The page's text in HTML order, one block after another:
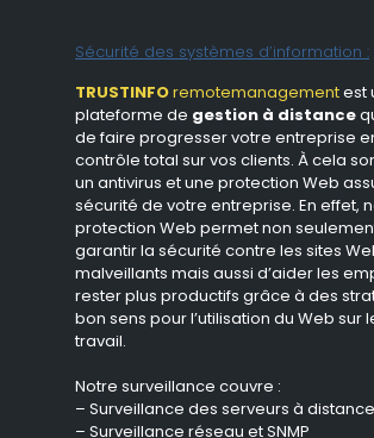
Sécurité des systèmes d’information :
TRUSTINFOremotemanagementest
plateforme de gestion à distance
de faire progresser votre entreprise
contrôle total sur vos clients. À cela
un antivirus et une protection Web
sécurité de votre entreprise. En effet,
protection Web permet non
garantir la sécurité contre les sites
malveillants mais aussi d’aider les
rester plus productifs grâce à des
bon sens pour l’utilisation du Web sur
travail.
Notre surveillance couvre :
– Surveillance des serveurs à
– Surveillance réseau et SNMP